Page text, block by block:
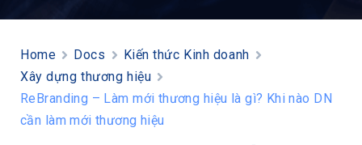
Home Docs
Kiến thức Kinh doanh
Xây dựng thương hiệu
ReBranding – Làm mới thương hiệu là gì? Khi nào DN
cần làm mới thương hiệu